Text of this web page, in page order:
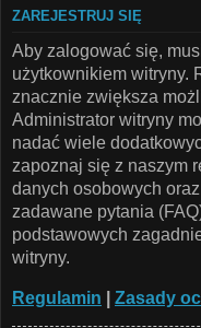
ZAREJESTRUJ SIĘ
Aby zalogować się,
użytkownikiem witryny.
znacznie zwiększa
Administrator witryny
nadać wiele
zapoznaj się z naszym
danych osobowych
zadawane pytania
podstawowych
witryny.
Regulamin Zasady